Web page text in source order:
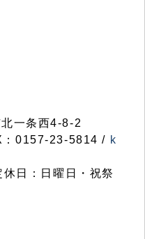
一条西4-8-2
0157-23-5814 / k
日：日曜日・祝祭